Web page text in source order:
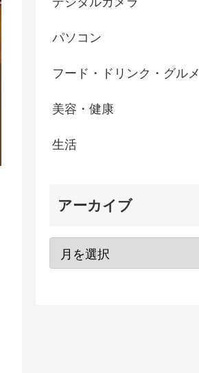
パソコン
フード・ドリンク・グルメ
美容・健康
生活
アーカイブ